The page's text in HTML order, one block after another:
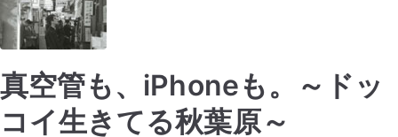
真空管も、iPhoneも。～ドッ
コイ生きてる秋葉原～